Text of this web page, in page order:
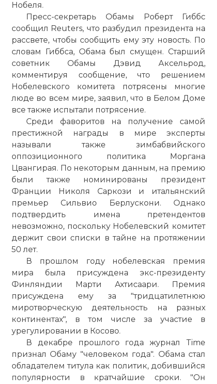
Нобеля.
Пресс-секретарь Обамы Роберт Гиббс
сообщил Reuters, что разбудил президента на
рассвете, чтобы сообщить ему эту новость. По
словам Гиббса, Обама был смущен. Старший
советник Обамы Дэвид Аксельрод,
комментируя сообщение, что решением
Нобелевского комитета потрясены многие
люде во всем мире, заявил, что в Белом Доме
все также испытали потрясение.
Среди фаворитов на получение самой
престижной награды в мире эксперты
называли также зимбабвийского
оппозиционного политика Моргана
Цвангирая. По некоторым данным, на премию
были также номинированы президент
Франции Николя Саркози и итальянский
премьер Сильвио Берлускони. Однако
подтвердить имена претендентов
невозможно, поскольку Нобелевский комитет
держит свои списки в тайне на протяжении
50 лет.
В прошлом году нобелевская премия
мира была присуждена экс-президенту
Финляндии Марти Ахтисаари. Премия
присуждена ему за "тридцатилетнюю
миротворческую деятельность на разных
континентах", в том числе за участие в
урегулировании в Косово.
В декабре прошлого года журнал Time
признал Обаму "человеком года". Обама стал
обладателем титула как политик, добившийся
популярности в кратчайшие сроки. "Он